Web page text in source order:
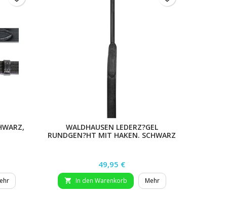
WALDHAUSEN LEDERZ?GEL
RUNDGEN?HT MIT HAKEN. SCHWARZ
Preis
49,95 €
 In den Warenkorb Mehr